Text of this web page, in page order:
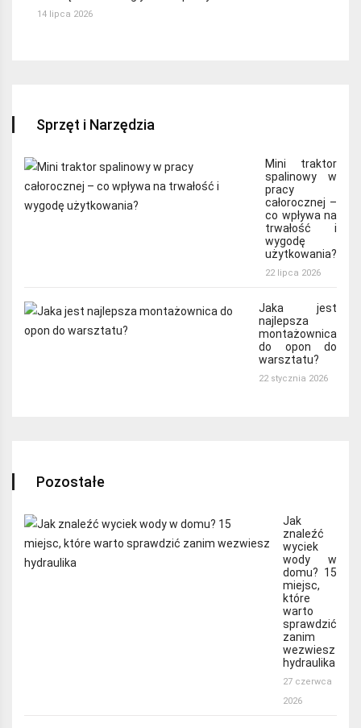
14 lipca 2026
Sprzęt i Narzędzia
Mini traktor
spalinowy w
pracy
całorocznej –
co wpływa na
trwałość i
wygodę
użytkowania?
22 lipca 2026
Jaka jest
najlepsza
montażownica
do opon do
warsztatu?
22 stycznia 2026
Pozostałe
Jak
znaleźć
wyciek
wody w
domu? 15
miejsc,
które
warto
sprawdzić
zanim
wezwiesz
hydraulika
27 czerwca
2026